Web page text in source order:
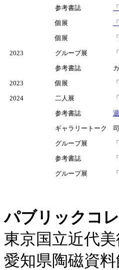
参考書誌
個展
個展
「
2023
グループ展
参考書誌
2023
個展 「
2024
二人展 「
参考書誌
ギャラリートーク
グループ展
参考書誌
グループ展
パブリックコ
東京国立近代
愛知県陶磁資